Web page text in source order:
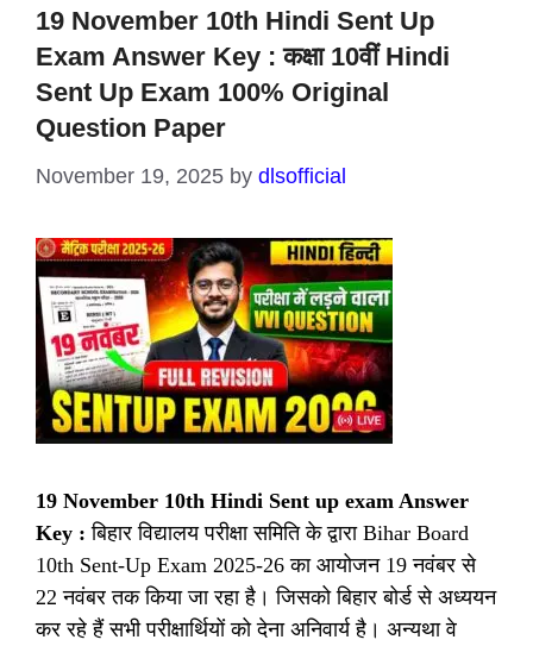
19 November 10th Hindi Sent Up
Exam Answer Key : कक्षा 10वीं Hindi
Sent Up Exam 100% Original
Question Paper
November 19, 2025 by dlsofficial
19 November 10th Hindi Sent up exam Answer
Key :बिहार विद्यालय परीक्षा समिति के द्वारा Bihar Board
10th Sent-Up Exam 2025-26 का आयोजन 19 नवंबर से
22 नवंबर तक किया जा रहा है। जिसको बिहार बोर्ड से अध्ययन
कर रहे हैं सभी परीक्षार्थियों को देना अनिवार्य है। अन्यथा वे